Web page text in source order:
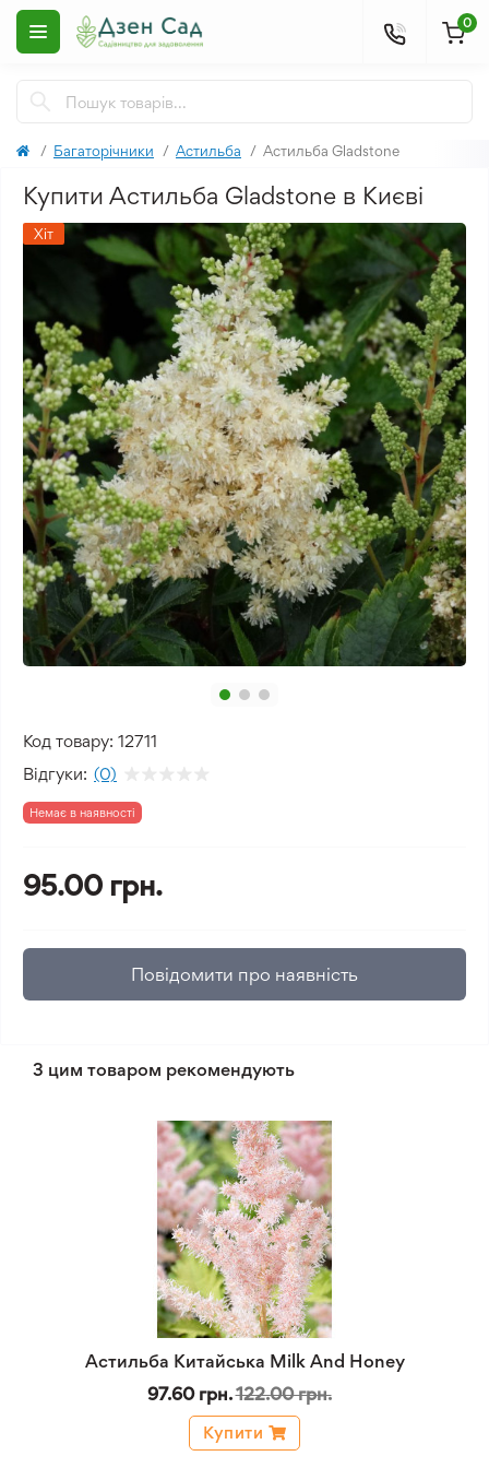
0
Багаторічники Астильба Астильба Gladstone
Купити Астильба Gladstone в Києві
Хіт
Код товару: 12711
Відгуки: (0)
Немає в наявності
95.00 грн.
Повідомити про наявність
З цим товаром рекомендують
Астильба Китайська Milk And Honey
97.60 грн. 122.00 грн.
Купити